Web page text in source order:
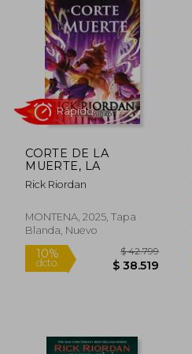
dcto. $ 18.447
CORTE DE LA
MUERTE, LA
Rick Riordan
MONTENA, 2025, Tapa
Blanda, Nuevo